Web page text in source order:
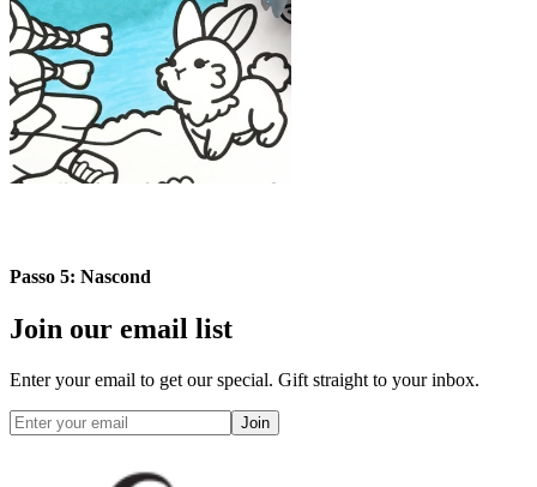
Passo 5: Nascond
Join our email list
Enter your email to get our special. Gift straight to your inbox.
Join